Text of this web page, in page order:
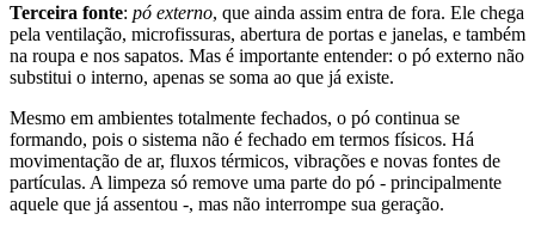
Terceira fonte: pó externo, que ainda assim entra de fora. Ele chega
pela ventilação, microfissuras, abertura de portas e janelas, e também
na roupa e nos sapatos. Mas é importante entender: o pó externo não
substitui o interno, apenas se soma ao que já existe.
Mesmo em ambientes totalmente fechados, o pó continua se
formando, pois o sistema não é fechado em termos físicos. Há
movimentação de ar, fluxos térmicos, vibrações e novas fontes de
partículas. A limpeza só remove uma parte do pó - principalmente
aquele que já assentou -, mas não interrompe sua geração.